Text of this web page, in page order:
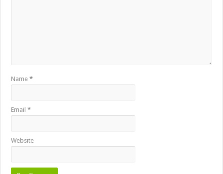
Name*
Email*
Website